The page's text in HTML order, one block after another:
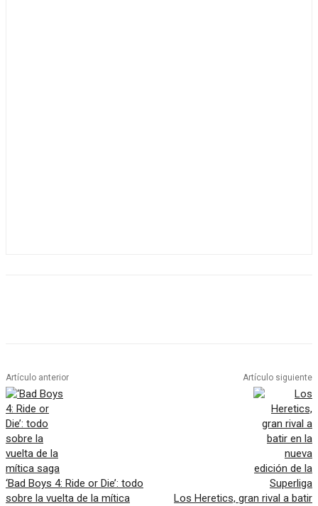
Artículo anterior
‘Bad Boys 4: Ride or Die’: todo
sobre la vuelta de la mítica
Artículo siguiente
Los Heretics, gran rival a batir